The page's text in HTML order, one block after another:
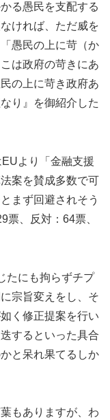
る愚民を支配する
ければ、ただ威を
愚民の上に苛（か
は政府の苛きにあ
の上に苛き政府あ
り』を御紹介した
より「金融支援
案を賛成多数で可
まず回避されそう
票、反対：64票、
たにも拘らずチプ
宗旨変えをし、そ
く修正提案を行い
するといった具合
と呆れ果てるしか
もありますが、わ